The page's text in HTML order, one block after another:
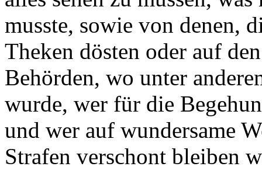
musste, sowie von denen,
Theken dösten oder auf
Behörden, wo unter
wurde, wer für die
und wer auf wundersame
Strafen verschont bleiben